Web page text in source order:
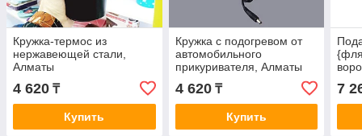
Кружка-термос из
нержавеющей стали,
Алматы
4 620 ₸
Купить
Кружка с подогревом от
автомобильного
прикуривателя, Алматы
4 620₸
Купить
7